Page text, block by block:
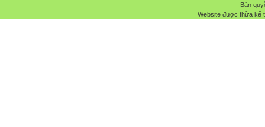
Bản
Website được thừa kế